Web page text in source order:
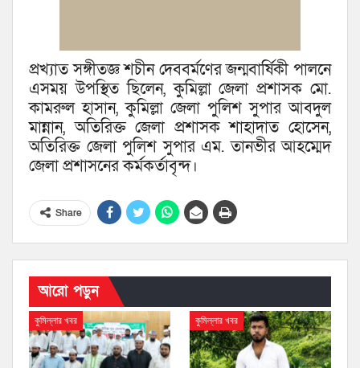
প্রখ্যাত সঙ্গীতজ্ঞ শচীন দেববর্মণের জন্মবার্ষিকী পালনে
এসময় উপস্থিত ছিলেন, কুমিল্লা জেলা প্রশাসক মো.
কামরুল হাসান, কুমিল্লা জেলা পুলিশ সুপার আবদুল
মান্নান, অতিরিক্ত জেলা প্রশাসক শাহাদাত হোসেন,
অতিরিক্ত জেলা পুলিশ সুপার এম. তানভীর আহম্মেদ
জেলা প্রশাসনের কর্মকর্তাবৃন্দ।
Share
আরো পড়ুন
কুমিল্লার খবর কুমিল্লার খবর